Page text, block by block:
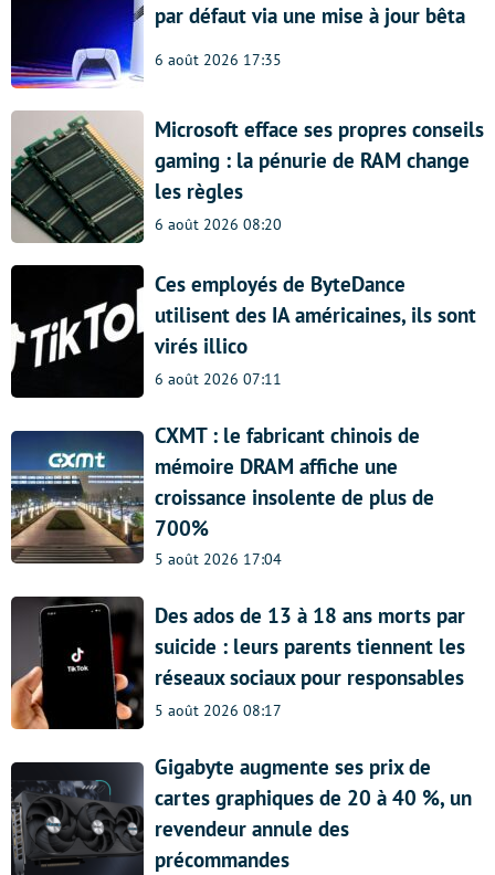
par défaut via une mise à jour bêta
6 août 2026 17:35
Microsoft efface ses propres conseils
gaming : la pénurie de RAM change
les règles
6 août 2026 08:20
Ces employés de ByteDance
utilisent des IA américaines, ils sont
virés illico
6 août 2026 07:11
CXMT : le fabricant chinois de
mémoire DRAM affiche une
croissance insolente de plus de
700%
5 août 2026 17:04
Des ados de 13 à 18 ans morts par
suicide : leurs parents tiennent les
réseaux sociaux pour responsables
5 août 2026 08:17
Gigabyte augmente ses prix de
cartes graphiques de 20 à 40 %, un
revendeur annule des
précommandes